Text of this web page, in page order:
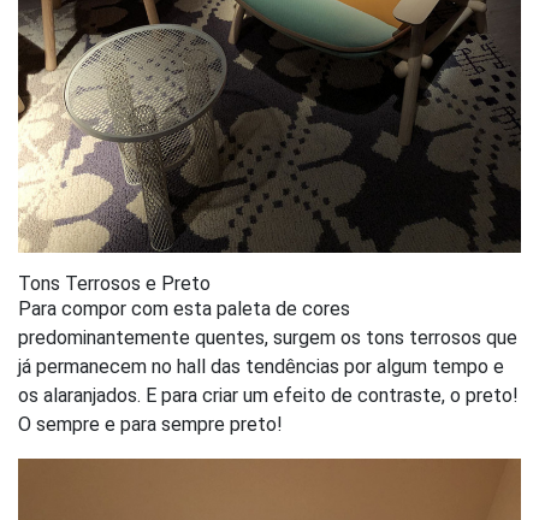
Tons Terrosos e Preto
Para compor com esta paleta de cores
predominantemente quentes, surgem os tons terrosos que
já permanecem no hall das tendências por algum tempo e
os alaranjados. E para criar um efeito de contraste, o preto!
O sempre e para sempre preto!